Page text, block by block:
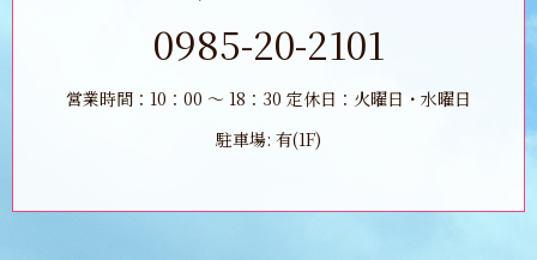
0985-20-2101
営業時間：10：00 ～ 18：30 定休日：火曜日・水曜日
駐車場: 有(1F)